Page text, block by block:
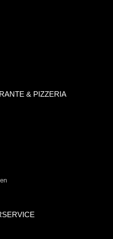
& PIZZERIA